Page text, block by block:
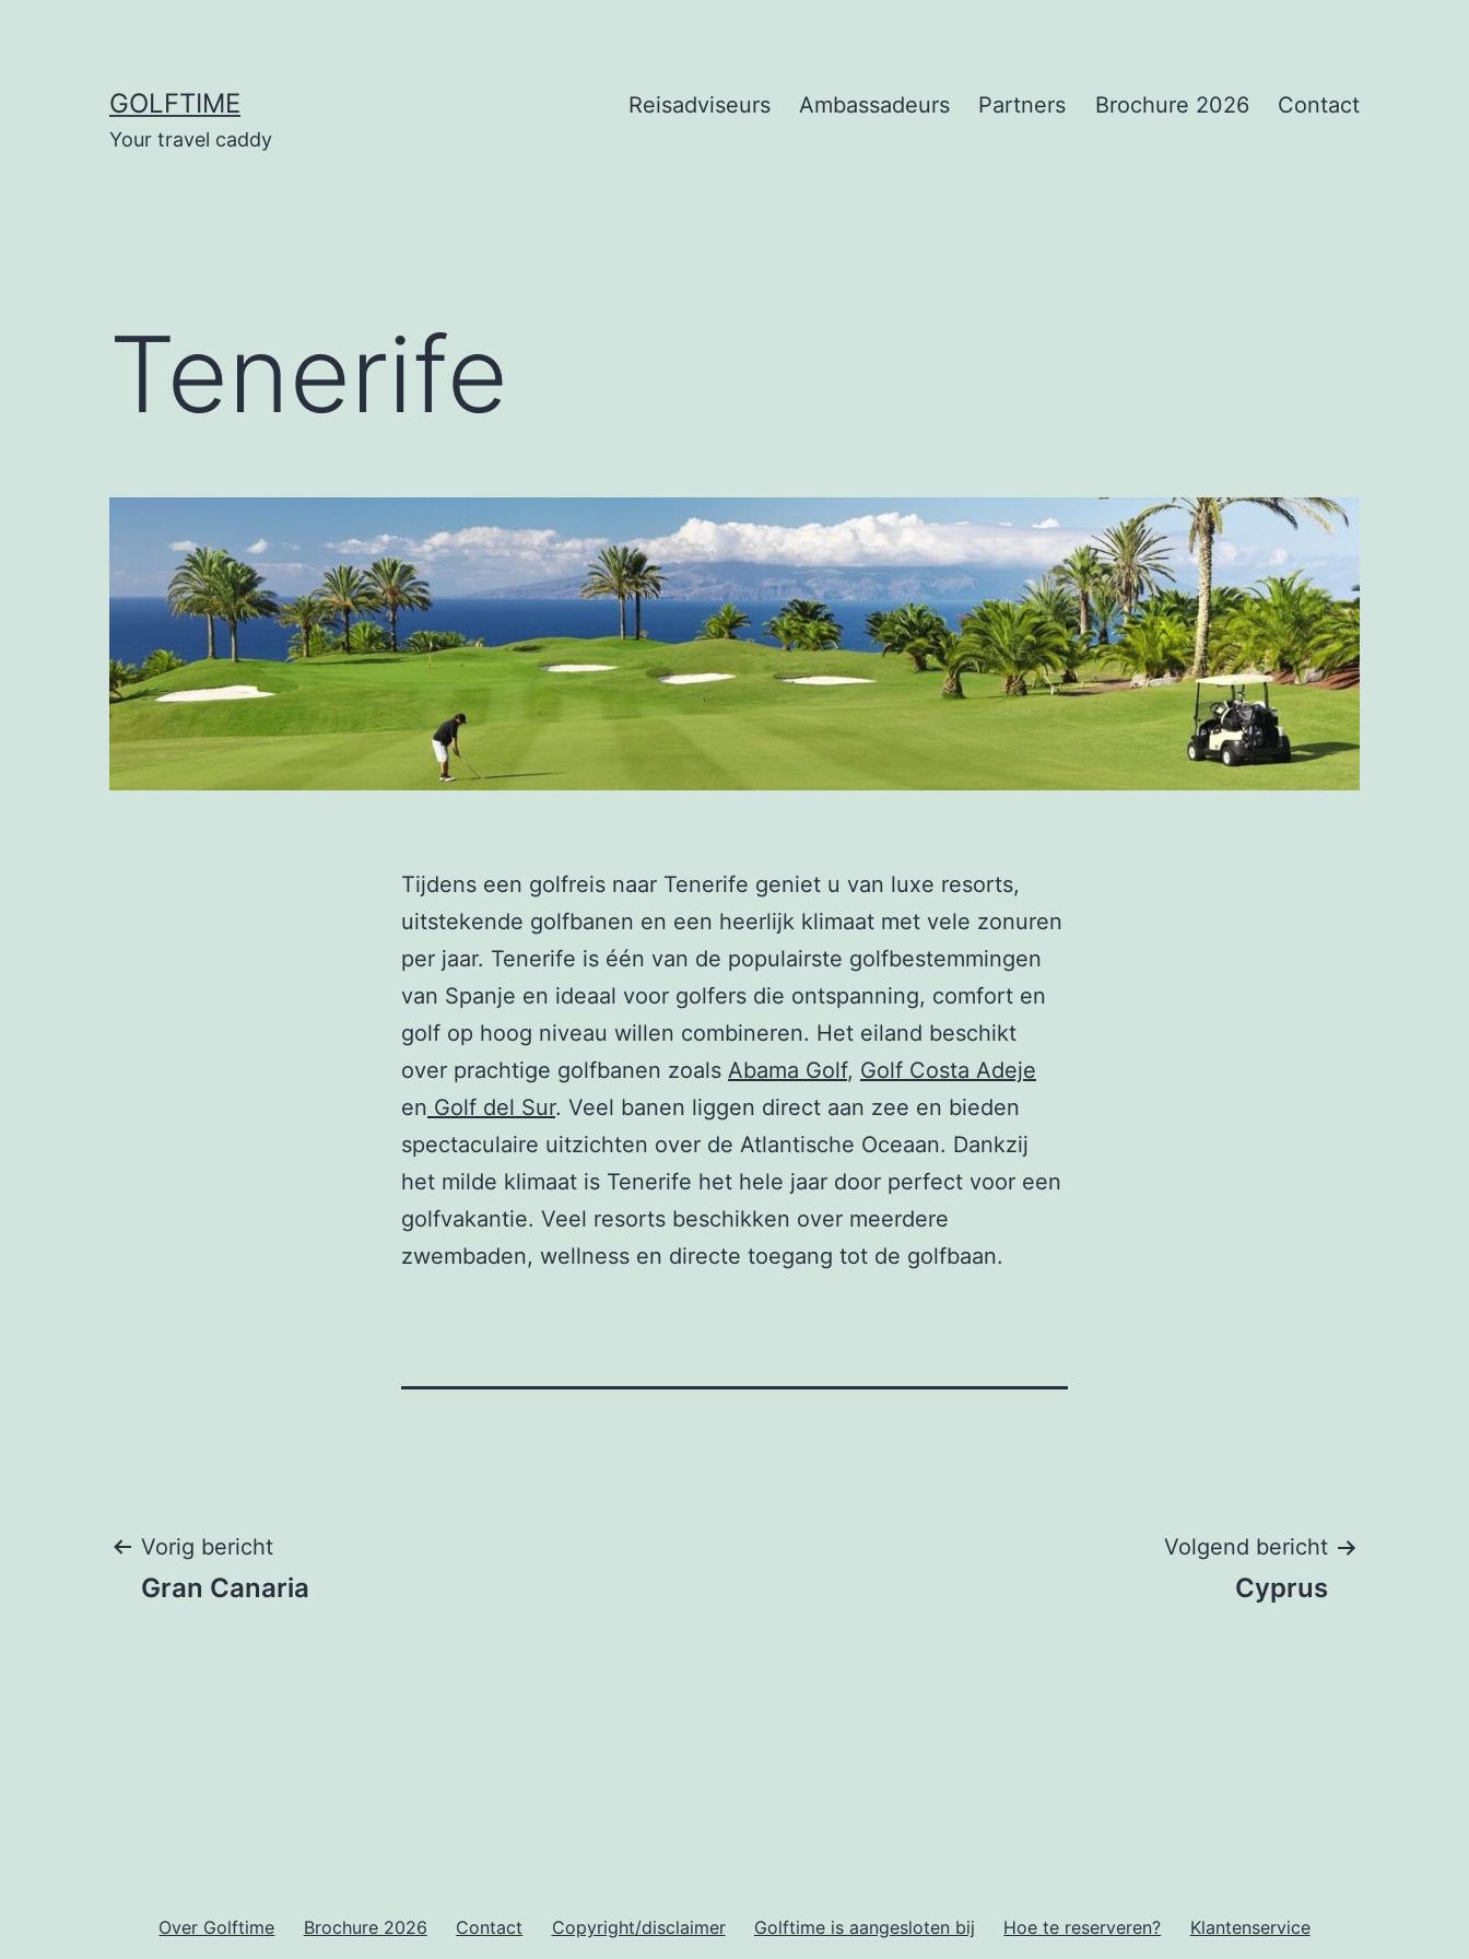
GOLFTIME
Your travel caddy
Reisadviseurs Ambassadeurs Partners Brochure 2026 Contact
Tenerife
Tijdens een golfreis naar Tenerife geniet u van luxe resorts,
uitstekende golfbanen en een heerlijk klimaat met vele zonuren
per jaar. Tenerife is één van de populairste golfbestemmingen
van Spanje en ideaal voor golfers die ontspanning, comfort en
golf op hoog niveau willen combineren. Het eiland beschikt
over prachtige golfbanen zoals Abama Golf, Golf Costa Adeje
en Golf del Sur. Veel banen liggen direct aan zee en bieden
spectaculaire uitzichten over de Atlantische Oceaan. Dankzij
het milde klimaat is Tenerife het hele jaar door perfect voor een
golfvakantie. Veel resorts beschikken over meerdere
zwembaden, wellness en directe toegang tot de golfbaan.
Bericht
Vorig bericht
Gran Canaria
Volgend bericht
Cyprus
Over Golftime Brochure 2026 Contact Copyright/disclaimer Golftime is aangesloten bij Hoe te reserveren? Klantenservice